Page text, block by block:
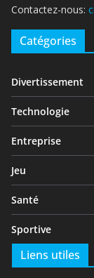
Contactez-nous:
Catégories
Divertissement
Technologie
Entreprise
Jeu
Santé
Sportive
Liens utiles